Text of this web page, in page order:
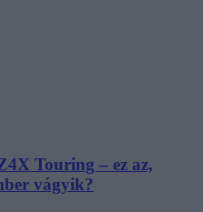
Touring – ez az,
vágyik?